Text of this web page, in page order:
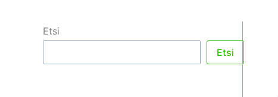
Etsi
Etsi